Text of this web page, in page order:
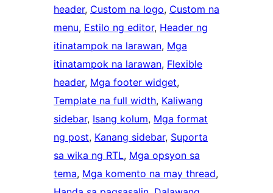
header, Custom na logo, Custom na
menu, Estilo ng editor, Header ng
itinatampok na larawan, Mga
itinatampok na larawan, Flexible
header, Mga footer widget
Template na full width, Kaliwang
sidebar, Isang kolum, Mga format
ng post, Kanang sidebar, Suporta
sa wika ng RTL, Mga opsyon sa
tema, Mga komento na may thread